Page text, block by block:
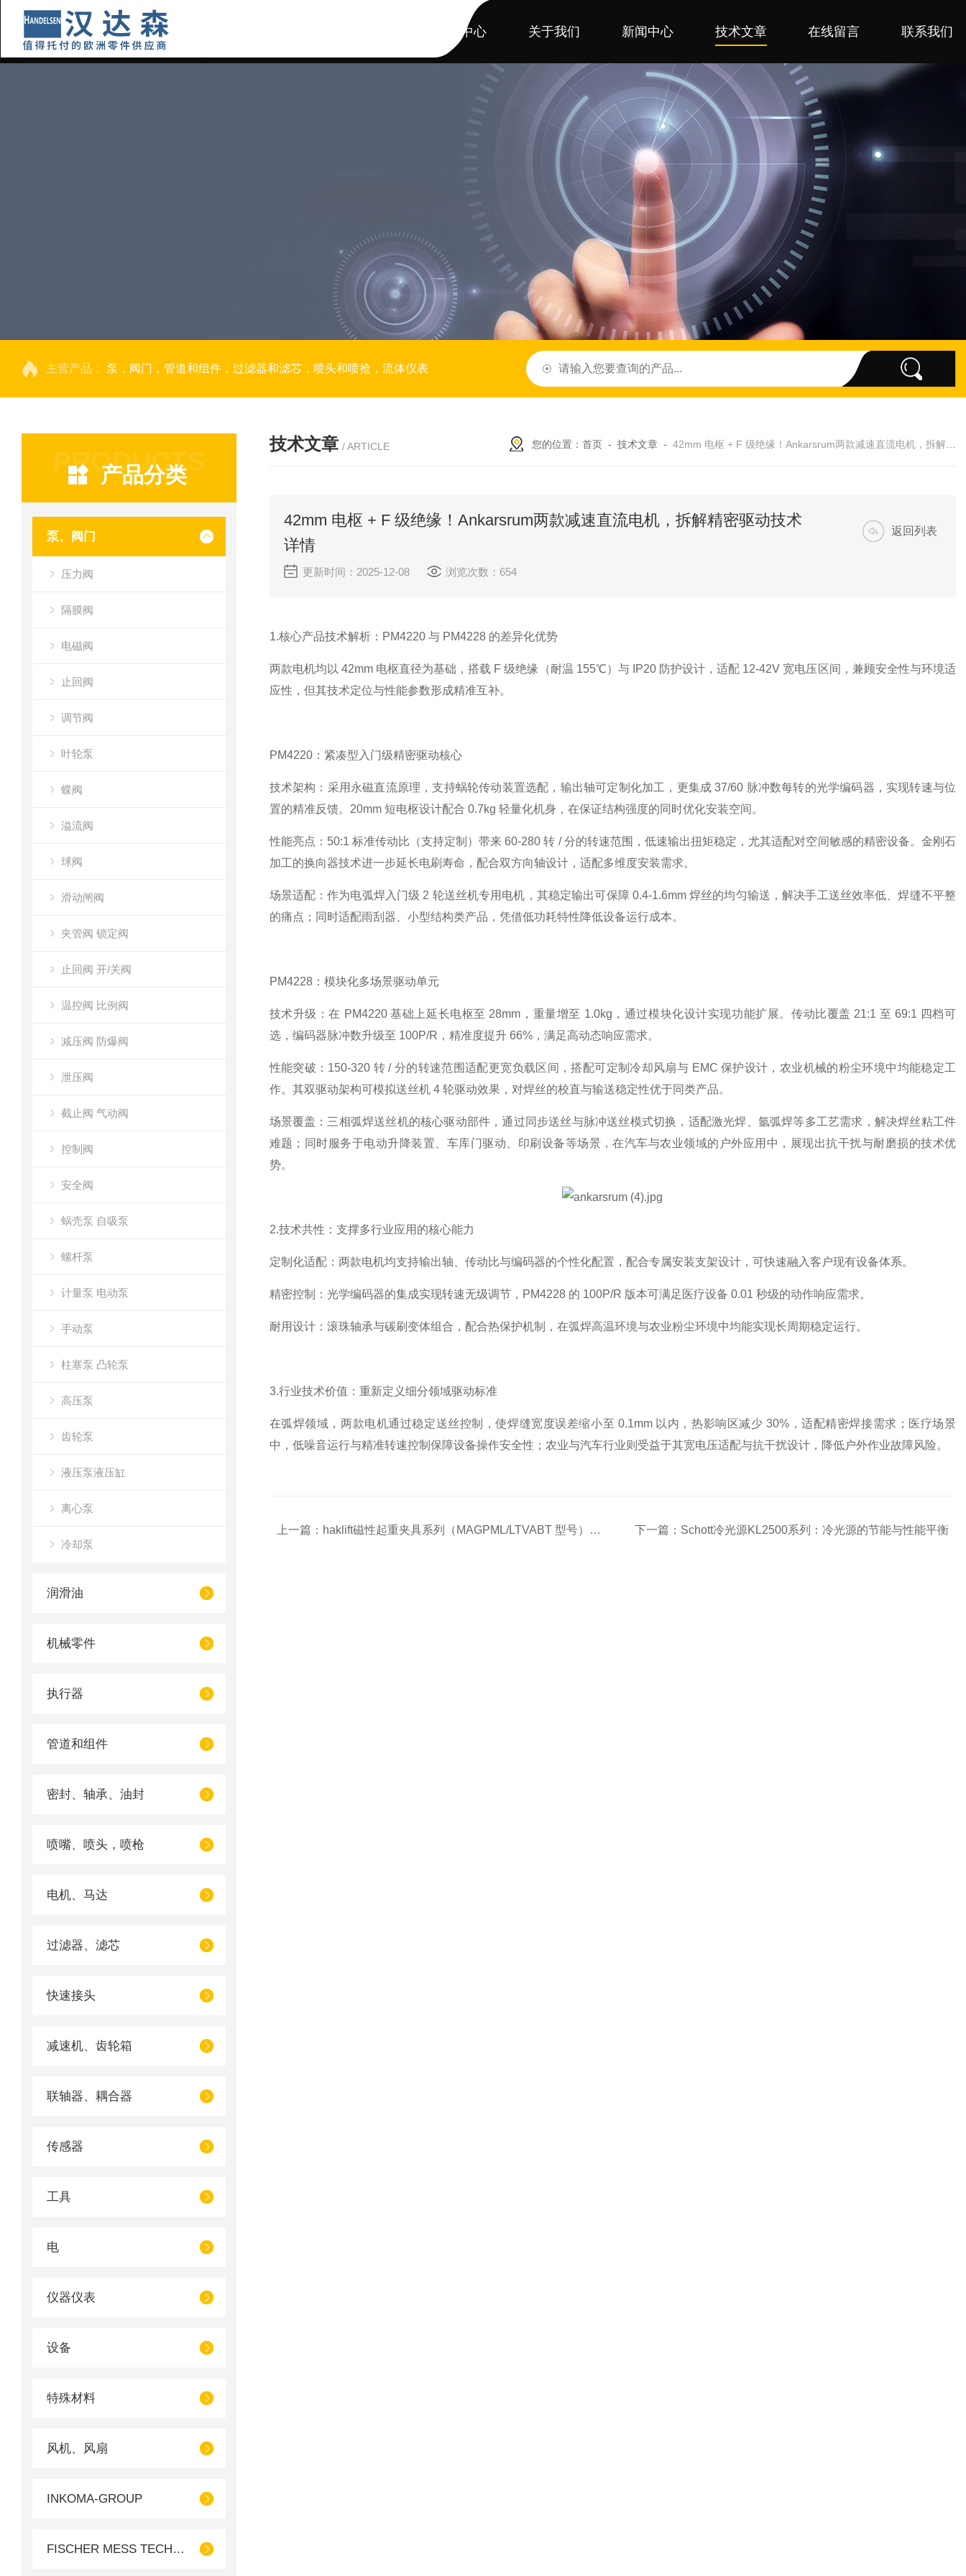
产品中心 关于我们 新闻中心 技术文章 在线留言 联系我们
主营产品： 泵，阀门，管道和组件，过滤器和滤芯，喷头和喷抢，流体仪表
PRODUCTS
产品分类
泵、阀门
压力阀
隔膜阀
电磁阀
止回阀
调节阀
叶轮泵
蝶阀
溢流阀
球阀
滑动闸阀
夹管阀 锁定阀
止回阀 开/关阀
温控阀 比例阀
减压阀 防爆阀
泄压阀
截止阀 气动阀
控制阀
安全阀
蜗壳泵 自吸泵
螺杆泵
计量泵 电动泵
手动泵
柱塞泵 凸轮泵
高压泵
齿轮泵
液压泵液压缸
离心泵
冷却泵
润滑油
机械零件
执行器
管道和组件
密封、轴承、油封
喷嘴、喷头，喷枪
电机、马达
过滤器、滤芯
快速接头
减速机、齿轮箱
联轴器、耦合器
传感器
工具
电
仪器仪表
设备
特殊材料
风机、风扇
INKOMA-GROUP
FISCHER MESS TECHNIK
技术文章 / ARTICLE 您的位置： 首页- 技术文章- 42mm 电枢 + F 级绝缘！Ankarsrum两款减速直流电机，拆解精密驱动技术详情
42mm 电枢 + F 级绝缘！Ankarsrum两款减速直流电机，拆解精密驱动技术
详情
更新时间：2025-12-08 浏览次数：654
返回列表
1.核心产品技术解析：PM4220 与 PM4228 的差异化优势
两款电机均以 42mm 电枢直径为基础，搭载 F 级绝缘（耐温 155℃）与 IP20 防护设计，适配 12-42V 宽电压区间，兼顾安全性与环境适
应性，但其技术定位与性能参数形成精准互补。
PM4220：紧凑型入门级精密驱动核心
技术架构：采用永磁直流原理，支持蜗轮传动装置选配，输出轴可定制化加工，更集成 37/60 脉冲数每转的光学编码器，实现转速与位
置的精准反馈。20mm 短电枢设计配合 0.7kg 轻量化机身，在保证结构强度的同时优化安装空间。
性能亮点：50:1 标准传动比（支持定制）带来 60-280 转 / 分的转速范围，低速输出扭矩稳定，尤其适配对空间敏感的精密设备。金刚石
加工的换向器技术进一步延长电刷寿命，配合双方向轴设计，适配多维度安装需求。
场景适配：作为电弧焊入门级 2 轮送丝机专用电机，其稳定输出可保障 0.4-1.6mm 焊丝的均匀输送，解决手工送丝效率低、焊缝不平整
的痛点；同时适配雨刮器、小型结构类产品，凭借低功耗特性降低设备运行成本。
PM4228：模块化多场景驱动单元
技术升级：在 PM4220 基础上延长电枢至 28mm，重量增至 1.0kg，通过模块化设计实现功能扩展。传动比覆盖 21:1 至 69:1 四档可
选，编码器脉冲数升级至 100P/R，精准度提升 66%，满足高动态响应需求。
性能突破：150-320 转 / 分的转速范围适配更宽负载区间，搭配可定制冷却风扇与 EMC 保护设计，农业机械的粉尘环境中均能稳定工
作。其双驱动架构可模拟送丝机 4 轮驱动效果，对焊丝的校直与输送稳定性优于同类产品。
场景覆盖：三相弧焊送丝机的核心驱动部件，通过同步送丝与脉冲送丝模式切换，适配激光焊、氩弧焊等多工艺需求，解决焊丝粘工件
难题；同时服务于电动升降装置、车库门驱动、印刷设备等场景，在汽车与农业领域的户外应用中，展现出抗干扰与耐磨损的技术优
势。
2.技术共性：支撑多行业应用的核心能力
定制化适配：两款电机均支持输出轴、传动比与编码器的个性化配置，配合专属安装支架设计，可快速融入客户现有设备体系。
精密控制：光学编码器的集成实现转速无级调节，PM4228 的 100P/R 版本可满足医疗设备 0.01 秒级的动作响应需求。
耐用设计：滚珠轴承与碳刷变体组合，配合热保护机制，在弧焊高温环境与农业粉尘环境中均能实现长周期稳定运行。
3.行业技术价值：重新定义细分领域驱动标准
在弧焊领域，两款电机通过稳定送丝控制，使焊缝宽度误差缩小至 0.1mm 以内，热影响区减少 30%，适配精密焊接需求；医疗场景
中，低噪音运行与精准转速控制保障设备操作安全性；农业与汽车行业则受益于其宽电压适配与抗干扰设计，降低户外作业故障风险。
上一篇： haklift磁性起重夹具系列（MAGPML/LTVABT 型号）技术规格与安全规范详解 下一篇： Schott冷光源KL2500系列：冷光源的节能与性能平衡